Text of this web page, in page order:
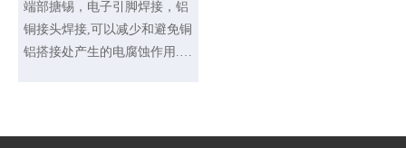
端部搪锡，电子引脚焊接，铝
铜接头焊接,可以减少和避免铜
铝搭接处产生的电腐蚀作用.